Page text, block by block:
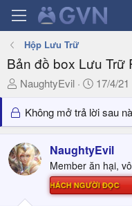
Hộp Lưu Trữ
Bản đồ box Lưu Trữ
T
r
e
a
d
s
a
NaughtyEvil
N
à
y
ử
i
17/4/21
Không mở trả lời sau
NaughtyEvil
Member ăn hại,
NGƯỜI ĐỌC